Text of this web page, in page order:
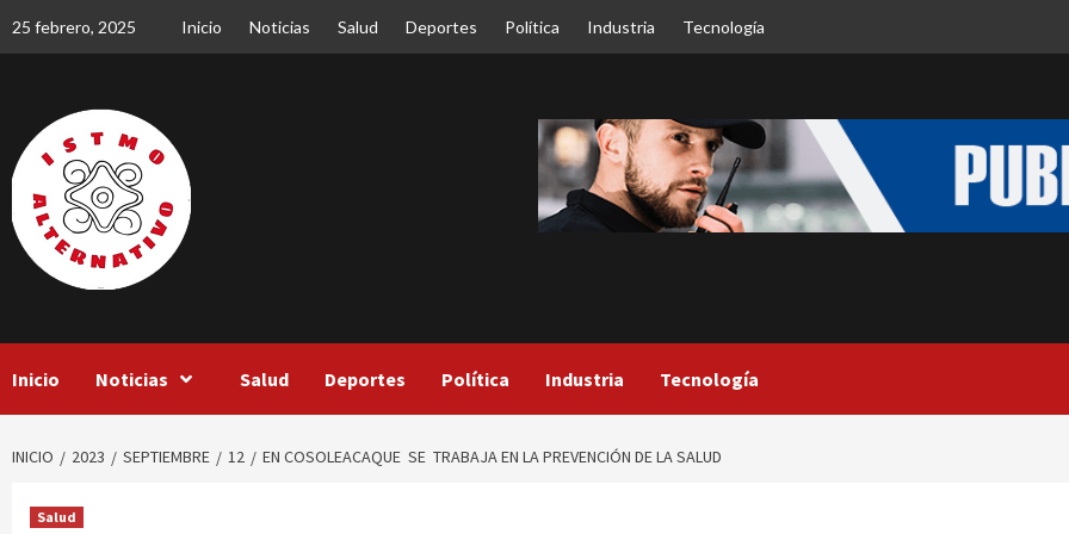
25 febrero, 2025 Inicio Noticias Salud Deportes Política Industria Tecnología
Inicio Noticias Salud Deportes Política Industria Tecnología
INICIO 2023 SEPTIEMBRE 12 EN COSOLEACAQUE SE TRABAJA EN LA PREVENCIÓN DE LA SALUD
Salud